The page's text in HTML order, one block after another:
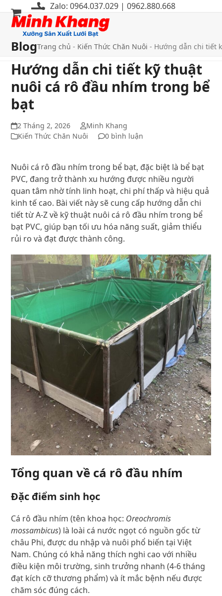
qua
dung
Zalo: 0964.037.029 | 0962.880.668
Mở
menu
di
động
Đóng
menu
di
động
BlogTrang chủ - Kiến Thức Chăn Nuôi - Hướng dẫn chi tiết
Hướng dẫn chi tiết kỹ thuật
nuôi cá rô đầu nhím trong bể
bạt
2 Tháng 2, 2026
Minh Khang
Kiến Thức Chăn Nuôi
0 bình luận
Nuôi cá rô đầu nhím trong bể bạt, đặc biệt là bể bạt
PVC, đang trở thành xu hướng được nhiều người
quan tâm nhờ tính linh hoạt, chi phí thấp và hiệu quả
kinh tế cao. Bài viết này sẽ cung cấp hướng dẫn chi
tiết từ A-Z về kỹ thuật nuôi cá rô đầu nhím trong bể
bạt PVC, giúp bạn tối ưu hóa năng suất, giảm thiểu
rủi ro và đạt được thành công.
Tổng quan về cá rô đầu nhím
Đặc điểm sinh học
Cá rô đầu nhím (tên khoa học: Oreochromis
mossambicus) là loài cá nước ngọt có nguồn gốc từ
châu Phi, được du nhập và nuôi phổ biến tại Việt
Nam. Chúng có khả năng thích nghi cao với nhiều
điều kiện môi trường, sinh trưởng nhanh (4-6 tháng
đạt kích cỡ thương phẩm) và ít mắc bệnh nếu được
chăm sóc đúng cách.